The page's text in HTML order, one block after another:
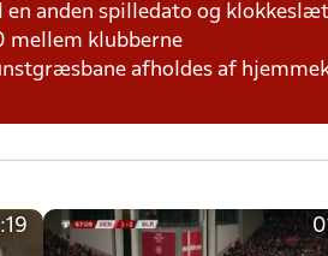
en anden spilledato og klokkeslæt
mellem klubberne
afholdes af